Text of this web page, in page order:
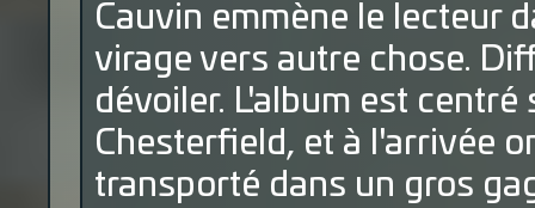
Cauvin emmène le lecteur
virage vers autre chose.
dévoiler. L'album est
Chesterfield, et à l'arrivée
transporté dans un gros